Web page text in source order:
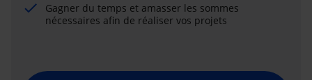
Gagner du temps et amasser les sommes
nécessaires afin de réaliser vos projets